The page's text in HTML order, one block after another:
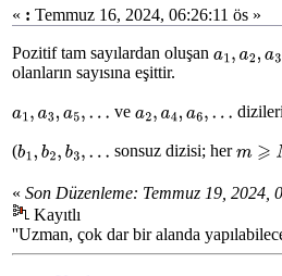
« : Temmuz 16, 2024, 06:26:11 ös »
Pozitif tam sayılardan oluşan a1 ,a2,a 3,
olanların sayısına eşittir.
a1 ,a3,a 5,… ve a2,a4,a 6,…
(b1, b2, b3,… sonsuz dizisi; herm⩾M
« Son Düzenleme: Temmuz 19,
Kayıtlı
''Uzman, çok dar bir alanda